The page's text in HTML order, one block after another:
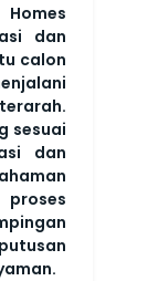
dan
calon
sesuai
dan